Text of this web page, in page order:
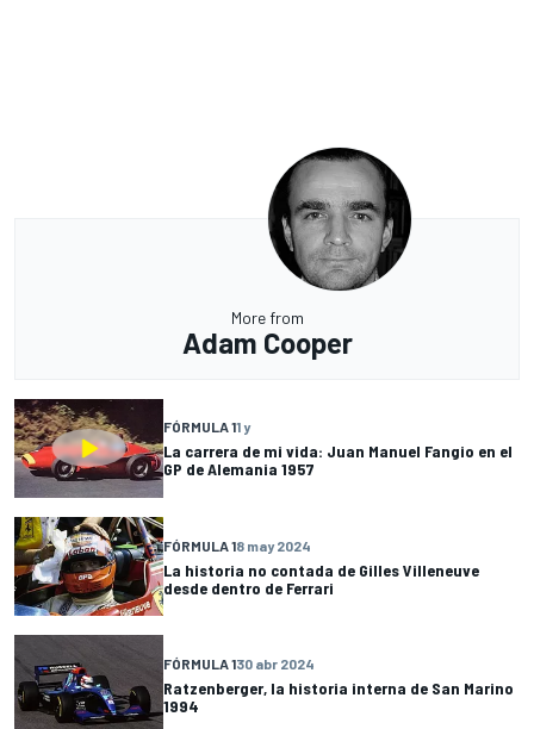
More from
Adam Cooper
FÓRMULA 11 y
La carrera de mi vida: Juan Manuel Fangio en el
GP de Alemania 1957
FÓRMULA 18 may 2024
La historia no contada de Gilles Villeneuve
desde dentro de Ferrari
FÓRMULA 130 abr 2024
Ratzenberger, la historia interna de San Marino
1994